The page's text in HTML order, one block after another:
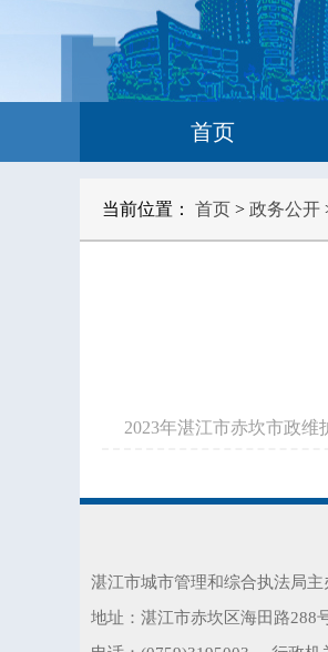
首页
当前位置： 首页 > 政务公开
2023年湛江市赤坎市政维
湛江市城市管理和综合执法局主
地址：湛江市赤坎区海田路288